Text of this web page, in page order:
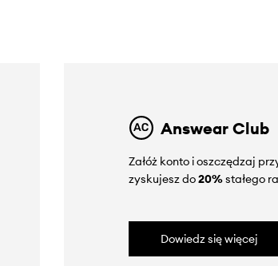
Answear Club
Załóż konto i oszczędzaj
zyskujesz do20%stałego
Dowiedz się więcej